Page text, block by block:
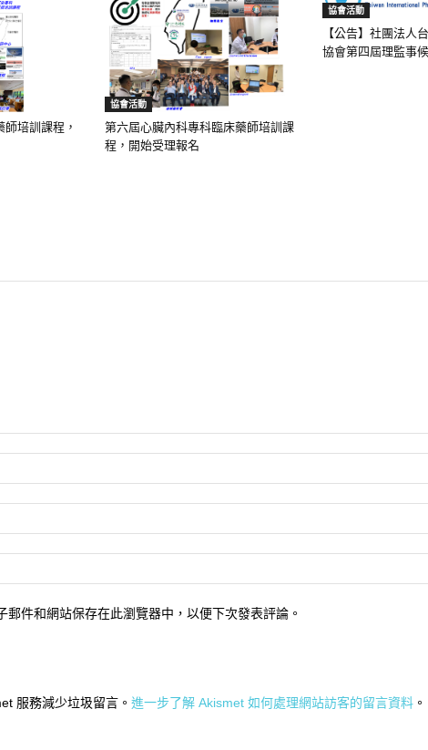
培訓課程，
協會活動
第六屆心臟內科專科臨床藥師培訓課
程，開始受理報名
協會活動
【公告】社團法人
協會第四屆理監事
郵件和網站保存在此瀏覽器中，以便下次發表評論。
服務減少垃圾留言。 進一步了解 Akismet 如何處理網站訪客的留言資料 。